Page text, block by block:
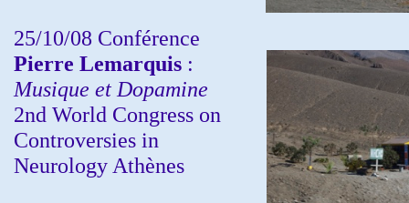
25/10/08 Conférence
Pierre Lemarquis :
Musique et Dopamine
2nd World Congress on
Controversies in
Neurology Athènes